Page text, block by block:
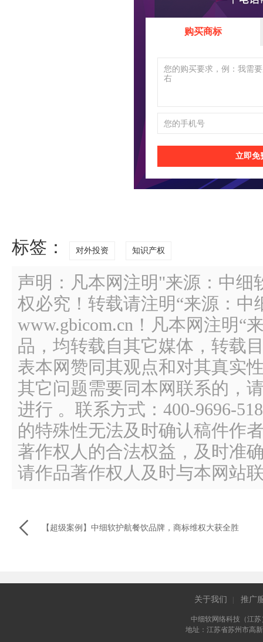
购买商标
立即免
标签： 对外投资 知识产权
声明：凡本网注明"来源：中细
权必究！转载请注明“来源：中
www.gbicom.cn！凡本网注明“
品，均转载自其它媒体，转载
表本网赞同其观点和对其真实
其它问题需要同本网联系的，
进行 。联系方式：400-9696-
的特殊性无法及时确认稿件作
著作权人的合法权益，及时准
请作品著作权人及时与本网站
 【超级案例】中细软护航餐饮品牌，商标维权大获全胜
关于我们 推广
中细软网络科技（江
地址：江苏省苏州市高